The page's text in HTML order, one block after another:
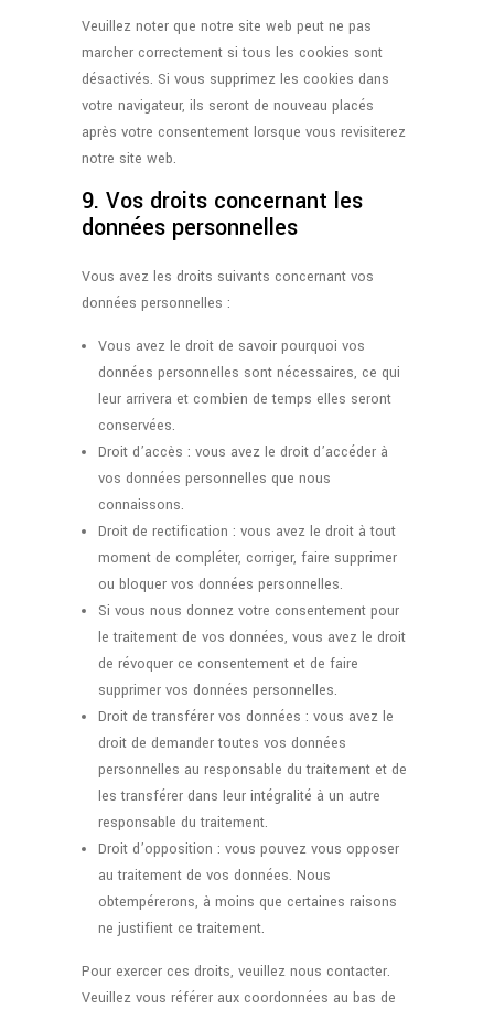
Veuillez noter que notre site web peut ne pas
marcher correctement si tous les cookies sont
désactivés. Si vous supprimez les cookies dans
votre navigateur, ils seront de nouveau placés
après votre consentement lorsque vous revisiterez
notre site web.
9. Vos droits concernant les
données personnelles
Vous avez les droits suivants concernant vos
données personnelles :
Vous avez le droit de savoir pourquoi vos
données personnelles sont nécessaires, ce qui
leur arrivera et combien de temps elles seront
conservées.
Droit d’accès : vous avez le droit d’accéder à
vos données personnelles que nous
connaissons.
Droit de rectification : vous avez le droit à tout
moment de compléter, corriger, faire supprimer
ou bloquer vos données personnelles.
Si vous nous donnez votre consentement pour
le traitement de vos données, vous avez le droit
de révoquer ce consentement et de faire
supprimer vos données personnelles.
Droit de transférer vos données : vous avez le
droit de demander toutes vos données
personnelles au responsable du traitement et de
les transférer dans leur intégralité à un autre
responsable du traitement.
Droit d’opposition : vous pouvez vous opposer
au traitement de vos données. Nous
obtempérerons, à moins que certaines raisons
ne justifient ce traitement.
Pour exercer ces droits, veuillez nous contacter.
Veuillez vous référer aux coordonnées au bas de